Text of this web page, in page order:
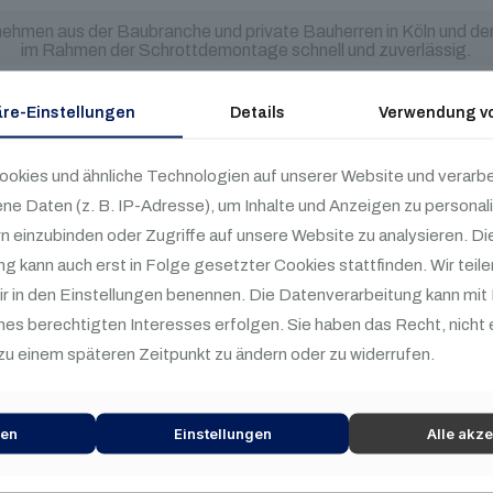
aus der Baubranche und private Bauherren in Köln und
im Rahmen der Schrottdemontage schnell und zuverlässig.
in Köln und
aus der Baubranche und private Bauherren in Köln und
Von der allgemeinen Planung über die Zerlegung
Aufwand der Demontage bzw. Schrottzerlegung
und Schrottart kann die Demontage und
fairen Preis.
Sie eine Anfrage über die Anfrageformular. Wir melden
Einstellungen Details Verwendung
und ähnliche Technologien auf unserer Website und
Daten (z. B. IP-Adresse), um Inhalte und Anzeigen zu
einzubinden oder Zugriffe auf unsere Website zu analysieren.
kann auch erst in Folge gesetzter Cookies stattfinden. Wir
in den Einstellungen benennen. Die Datenverarbeitung kann mit
berechtigten Interesses erfolgen. Sie haben das Recht, nicht
einem späteren Zeitpunkt zu ändern oder zu widerrufen.
Einstellungen Alle